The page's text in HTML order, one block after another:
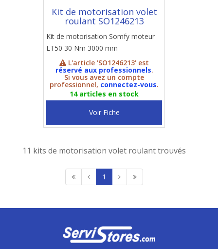
Kit de motorisation volet
roulant SO1246213
Kit de motorisation Somfy moteur
LT50 30 Nm 3000 mm
L'article 'SO1246213' est
réservé aux professionnels.
Si vous avez un compte
professionnel, connectez-vous.
14 articles en stock
Voir Fiche
11 kits de motorisation volet roulant trouvés
1